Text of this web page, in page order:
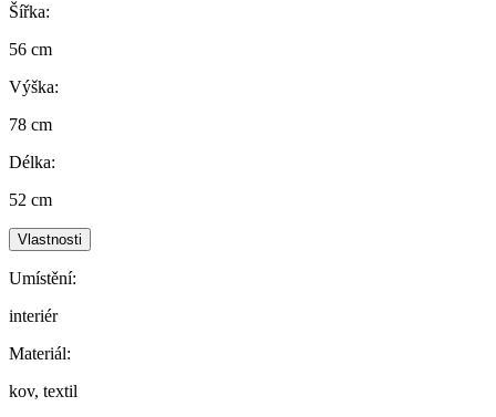
Šířka:
56 cm
Výška:
78 cm
Délka:
52 cm
Vlastnosti
Umístění:
interiér
Materiál:
kov, textil